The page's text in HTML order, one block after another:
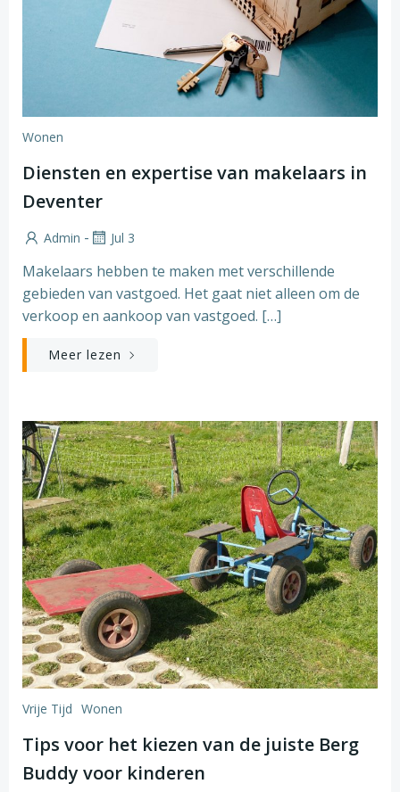
Wonen
Diensten en expertise van makelaars in
Deventer
Admin - Jul 3
Makelaars hebben te maken met verschillende
gebieden van vastgoed. Het gaat niet alleen om de
verkoop en aankoop van vastgoed. […]
Meer lezen
Vrije Tijd Wonen
Tips voor het kiezen van de juiste Berg
Buddy voor kinderen